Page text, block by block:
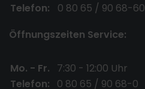
Telefon:
0 80 65 / 90 68-60
Öffnungszeiten Service:
Mo. - Fr.
7:30 - 12:00 Uhr
Telefon:
0 80 65 / 90 68-0